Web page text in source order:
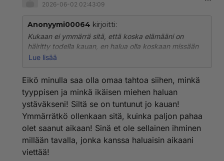
2026-06-02 02:43:09
Anonyymi00064 kirjoitti:
Kukaan ei ymmärrä sitä, että koska elämääni on
häiritty todella kauan, en halua olla koskaan missään
tekemissä häirikön kanssa! Ja tiedoksi olen sen
ollut koskaan seksiä keskenämme! Kukaan ei jaksa
ymmärtää vuosien ajan sellaista ihmistä, joka ei
koskaan sanonut mitään! Siksi päätin tähän taloon
muuttaessani, ettei meistä voi tulla koskaan edes
ystäviä! En kerta kaikkiaan jaksa enää yhtään sellaista
ihmistä, joka on yhtä hiljainen kuin lasteni isä oli! Ja
ikäero ona aivan liian suuri pelkälle ystävyydellekin! Ja
jo pelkästään hänen naamanasa näkeminen saa minut
voimaan huonosti!
Lue lisää
Eikö minulla saa olla omaa tahtoa siihen, minkä
tyyppisen ja minkä ikäisen miehen haluan
ystäväkseni! Siltä se on tuntunut jo kauan!
Ymmärrätkö ollenkaan sitä, kuinka paljon pahaa
olet saanut aikaan! Sinä et ole sellainen ihminen
millään tavalla, jonka kanssa haluaisin aikaani
viettää!